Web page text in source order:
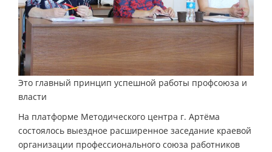
Это главный принцип успешной работы профсоюза и
власти
На платформе Методического центра г. Артёма
состоялось выездное расширенное заседание краевой
организации профессионального союза работников